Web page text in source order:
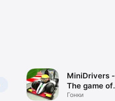
MiniDrivers -
The game of
mini racing
Гонки